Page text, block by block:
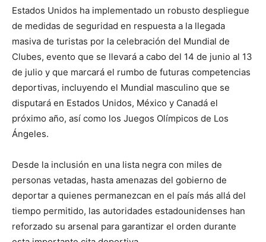
Estados Unidos ha implementado un robusto despliegue
de medidas de seguridad en respuesta a la llegada
masiva de turistas por la celebración del Mundial de
Clubes, evento que se llevará a cabo del 14 de junio al 13
de julio y que marcará el rumbo de futuras competencias
deportivas, incluyendo el Mundial masculino que se
disputará en Estados Unidos, México y Canadá el
próximo año, así como los Juegos Olímpicos de Los
Ángeles.
Desde la inclusión en una lista negra con miles de
personas vetadas, hasta amenazas del gobierno de
deportar a quienes permanezcan en el país más allá del
tiempo permitido, las autoridades estadounidenses han
reforzado su arsenal para garantizar el orden durante